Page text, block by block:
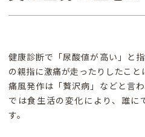
健康診断で「尿酸値が高い」と
の親指に激痛が走ったりしたこと
痛風発作は「贅沢病」などと言
では食生活の変化により、誰に
す。